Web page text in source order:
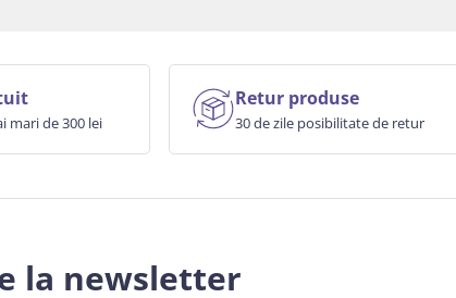
mari de 300 lei
Retur produse
30 de zile posibilitate de retur
la newsletter